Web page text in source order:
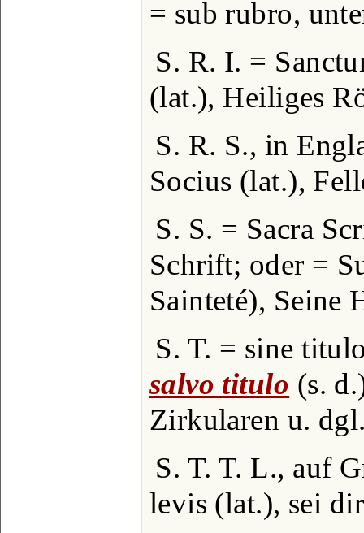
= sub rubro,
S. R. I. =
(lat.), Heiliges
S. R. S., in
Socius (lat.),
S. S. = Sacra
Schrift; oder =
Sainteté), Seine
S. T. = sine
salvo titulo (s.
Zirkularen u.
S. T. T. L., auf
levis (lat.), sei